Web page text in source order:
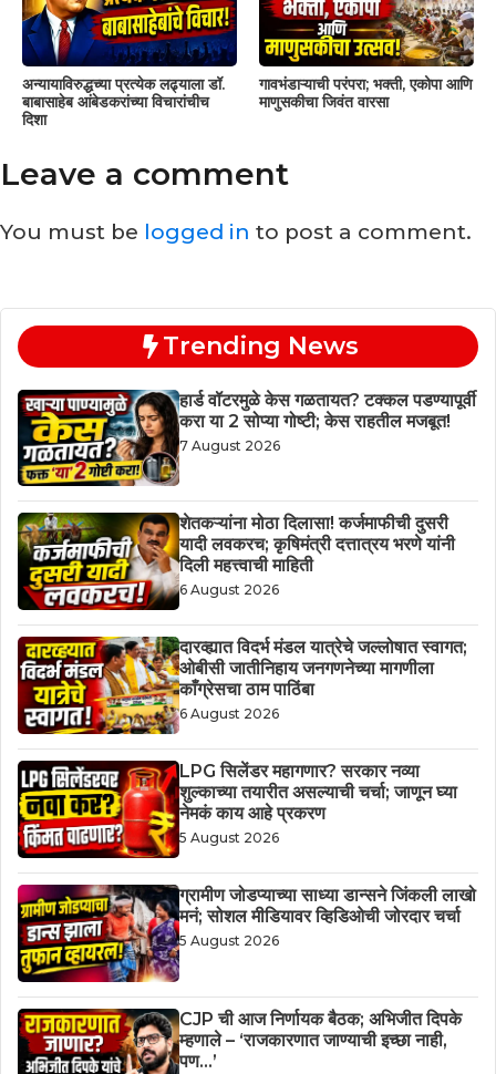
अन्यायाविरुद्धच्या प्रत्येक लढ्याला डॉ.
बाबासाहेब आंबेडकरांच्या विचारांचीच
दिशा
गावभंडाऱ्याची परंपरा; भक्ती, एकोपा आणि
माणुसकीचा जिवंत वारसा
Leave a comment
You must be logged in to post a comment.
Trending News
हार्ड वॉटरमुळे केस गळतायत? टक्कल पडण्यापूर्वी
करा या 2 सोप्या गोष्टी; केस राहतील मजबूत!
7 August 2026
शेतकऱ्यांना मोठा दिलासा! कर्जमाफीची दुसरी
यादी लवकरच; कृषिमंत्री दत्तात्रय भरणे यांनी
दिली महत्त्वाची माहिती
6 August 2026
दारव्ह्यात विदर्भ मंडल यात्रेचे जल्लोषात स्वागत;
ओबीसी जातीनिहाय जनगणनेच्या मागणीला
काँग्रेसचा ठाम पाठिंबा
6 August 2026
LPG सिलेंडर महागणार? सरकार नव्या
शुल्काच्या तयारीत असल्याची चर्चा; जाणून घ्या
नेमकं काय आहे प्रकरण
5 August 2026
ग्रामीण जोडप्याच्या साध्या डान्सने जिंकली लाखो
मनं; सोशल मीडियावर व्हिडिओची जोरदार चर्चा
5 August 2026
CJP ची आज निर्णायक बैठक; अभिजीत दिपके
म्हणाले – ‘राजकारणात जाण्याची इच्छा नाही,
पण…’